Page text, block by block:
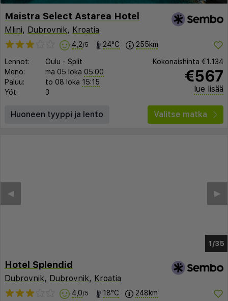
Maistra Select Astarea Hotel
Mlini, Dubrovnik, Kroatia
4,2/5 24°C 255km
Lennot: Oulu - Split
Meno:
ma 05 loka 05:00
Paluu:
to 08 loka 15:15
Yöt:
3
Kokonaishinta €1.134
€567
lue lisää
Huoneen tyyppi ja lento Valitse matka
1/31
▶︎
◀︎
Hotel Splendid
Dubrovnik, Dubrovnik, Kroatia
4,0/5 18°C 248km